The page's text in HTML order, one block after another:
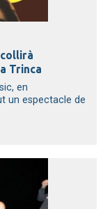
Trinca
en
un espectacle de